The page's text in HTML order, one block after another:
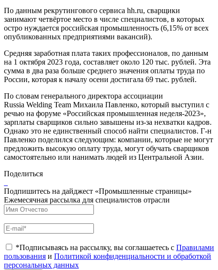
По данным рекрутингового сервиса hh.ru, сварщики
занимают четвёртое место в числе специалистов, в которых
остро нуждается российская промышленность (6,15% от всех
опубликованных предприятиями вакансий).
Средняя заработная плата таких профессионалов, по данным
на 1 октября 2023 года, составляет около 120 тыс. рублей. Эта
сумма в два раза больше среднего значения оплаты труда по
России, которая к началу осени достигала 69 тыс. рублей.
По словам генерального директора ассоциации
Russia Welding Team Михаила Павленко, который выступил с
речью на форуме «Российская промышленная неделя-2023»,
зарплаты сварщиков сильно завышены из-за нехватки кадров.
Однако это не единственный способ найти специалистов. Г-н
Павленко поделился следующим: компании, которые не могут
предложить высокую оплату труда, могут обучать сварщиков
самостоятельно или нанимать людей из Центральной Азии.
Поделиться
Подпишитесь на дайджест «Промышленные страницы»
Ежемесячная рассылка для специалистов отрасли
*Подписываясь на рассылку, вы соглашаетесь с Правилами
пользования и Политикой конфиденциальности и обработкой
персональных данных